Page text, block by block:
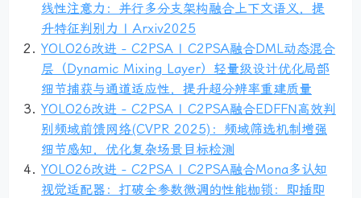
线性注意力：并行多分支架构融合上下文语义，提
升特征判别力 | Arxiv2025
YOLO26改进 - C2PSA | C2PSA融合DML动态混合
层（Dynamic Mixing Layer）轻量级设计优化局部
细节捕获与通道适应性，提升超分辨率重建质量
YOLO26改进 - C2PSA | C2PSA融合EDFFN高效判
别频域前馈网络(CVPR 2025)：频域筛选机制增强
细节感知，优化复杂场景目标检测
YOLO26改进 - C2PSA | C2PSA融合Mona多认知
视觉适配器：打破全参数微调的性能枷锁：即插即